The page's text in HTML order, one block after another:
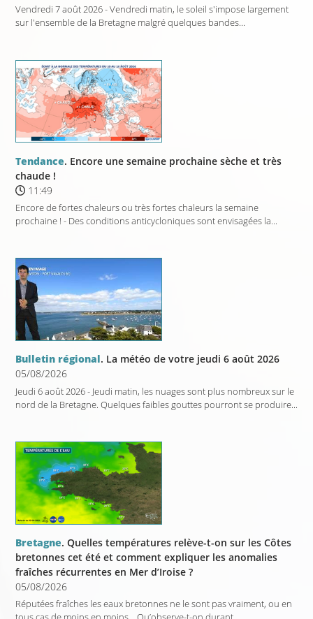
Vendredi 7 août 2026 - Vendredi matin, le soleil s'impose largement
sur l'ensemble de la Bretagne malgré quelques bandes...
Tendance. Encore une semaine prochaine sèche et très
chaude !
11:49
Encore de fortes chaleurs ou très fortes chaleurs la semaine
prochaine ! - Des conditions anticycloniques sont envisagées la...
Bulletin régional. La météo de votre jeudi 6 août 2026
05/08/2026
Jeudi 6 août 2026 - Jeudi matin, les nuages sont plus nombreux sur le
nord de la Bretagne. Quelques faibles gouttes pourront se produire...
Bretagne. Quelles températures relève-t-on sur les Côtes
bretonnes cet été et comment expliquer les anomalies
fraîches récurrentes en Mer d’Iroise ?
05/08/2026
Réputées fraîches les eaux bretonnes ne le sont pas vraiment, ou en